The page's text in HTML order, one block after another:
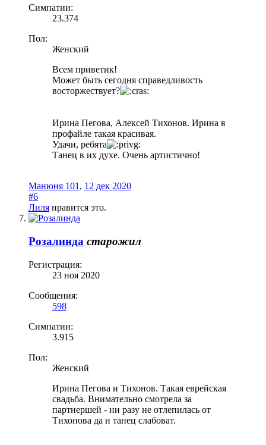
Симпатии:
23.374
Пол:
Женский
Всем приветик!
Может быть сегодня справедливость
восторжествует?
Ирина Пегова, Алексей Тихонов. Ирина в
профайле такая красивая.
Удачи, ребята
Танец в их духе. Очень артистично!
Манюня 101 , 12 дек 2020
#6
Лиля нравится это.
Розалинда старожил
Регистрация:
23 ноя 2020
Сообщения:
598
Симпатии:
3.915
Пол:
Женский
Ирина Пегова и Тихонов. Такая еврейская
свадьба. Внимательно смотрела за
партнершей - ни разу не отлепилась от
Тихонова да и танец слабоват.